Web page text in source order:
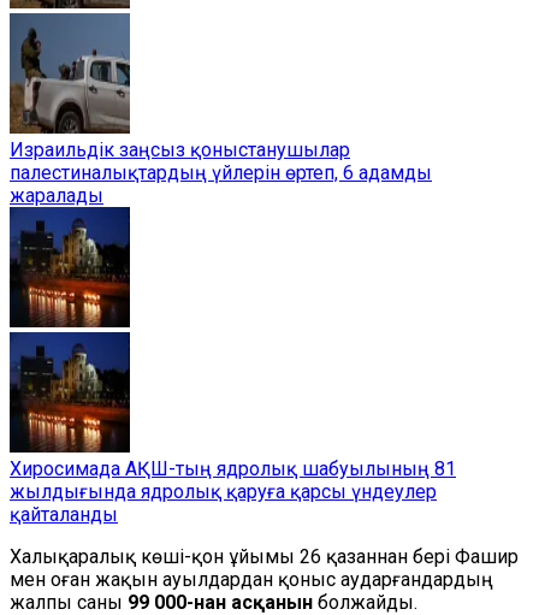
Израильдік заңсыз қоныстанушылар
палестиналықтардың үйлерін өртеп, 6 адамды
жаралады
Хиросимада АҚШ-тың ядролық шабуылының 81
жылдығында ядролық қаруға қарсы үндеулер
қайталанды
Халықаралық көші-қон ұйымы 26 қазаннан бері Фашир
мен оған жақын ауылдардан қоныс аударғандардың
жалпы саны 99 000-нан асқанын болжайды.